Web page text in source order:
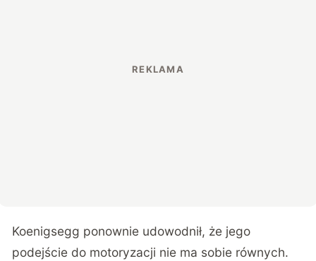
Koenigsegg ponownie udowodnił, że jego
podejście do motoryzacji nie ma sobie równych.